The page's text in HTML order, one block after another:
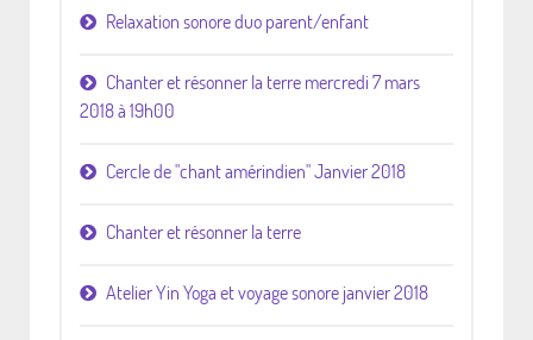
Relaxation sonore duo parent/enfant
Chanter et résonner la terre mercredi 7 mars
2018 à 19h00
Cercle de "chant amérindien" Janvier 2018
Chanter et résonner la terre
Atelier Yin Yoga et voyage sonore janvier 2018